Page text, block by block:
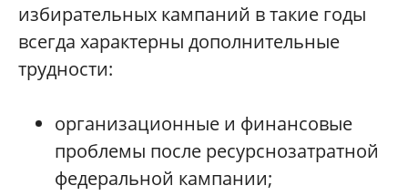
избирательных кампаний в такие годы
всегда характерны дополнительные
трудности:
организационные и финансовые
проблемы после ресурснозатратной
федеральной кампании;